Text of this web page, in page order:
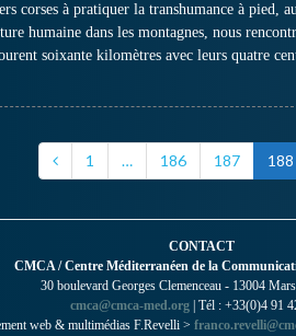
corses à pratiquer la transhumance à pied,
humaine dans les montagnes, nous
soixante kilomètres avec leurs quatre
1 … 186 187 188
CONTACT
CMCA / Centre Méditerranéen de la
30 boulevard Georges Clemenceau - 13004
cmca@cmca-med.org | Tél : +33(0)4 91
web & multimédias F.Revelli >